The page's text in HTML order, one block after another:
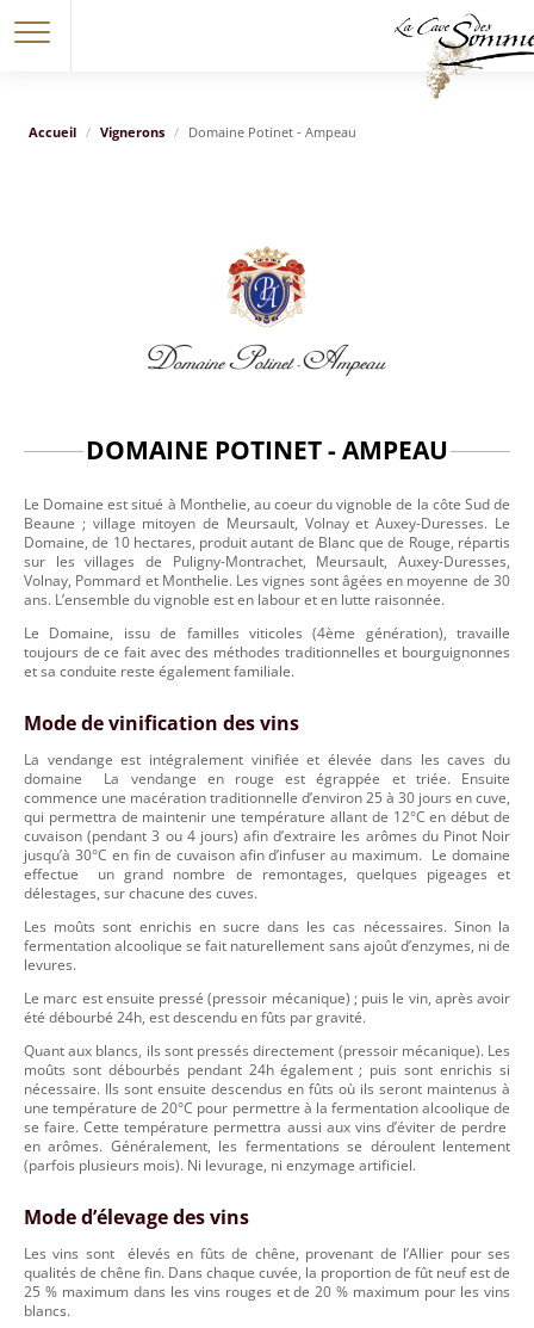
Accueil Vignerons Domaine Potinet - Ampeau
DOMAINE POTINET - AMPEAU
Le Domaine est situé à Monthelie, au coeur du vignoble de la côte Sud de
Beaune ; village mitoyen de Meursault, Volnay et Auxey-Duresses. Le
Domaine, de 10 hectares, produit autant de Blanc que de Rouge, répartis
sur les villages de Puligny-Montrachet, Meursault, Auxey-Duresses,
Volnay, Pommard et Monthelie. Les vignes sont âgées en moyenne de 30
ans. L’ensemble du vignoble est en labour et en lutte raisonnée.
Le Domaine, issu de familles viticoles (4ème génération), travaille
toujours de ce fait avec des méthodes traditionnelles et bourguignonnes
et sa conduite reste également familiale.
Mode de vinification des vins
La vendange est intégralement vinifiée et élevée dans les caves du
domaine La vendange en rouge est égrappée et triée. Ensuite
commence une macération traditionnelle d’environ 25 à 30 jours en cuve,
qui permettra de maintenir une température allant de 12°C en début de
cuvaison (pendant 3 ou 4 jours) afin d’extraire les arômes du Pinot Noir
jusqu’à 30°C en fin de cuvaison afin d’infuser au maximum. Le domaine
effectue un grand nombre de remontages, quelques pigeages et
délestages, sur chacune des cuves.
Les moûts sont enrichis en sucre dans les cas nécessaires. Sinon la
fermentation alcoolique se fait naturellement sans ajoût d’enzymes, ni de
levures.
Le marc est ensuite pressé (pressoir mécanique) ; puis le vin, après avoir
été débourbé 24h, est descendu en fûts par gravité.
Quant aux blancs, ils sont pressés directement (pressoir mécanique). Les
moûts sont débourbés pendant 24h également ; puis sont enrichis si
nécessaire. Ils sont ensuite descendus en fûts où ils seront maintenus à
une température de 20°C pour permettre à la fermentation alcoolique de
se faire. Cette température permettra aussi aux vins d’éviter de perdre
en arômes. Généralement, les fermentations se déroulent lentement
(parfois plusieurs mois). Ni levurage, ni enzymage artificiel.
Mode d’élevage des vins
Les vins sont élevés en fûts de chêne, provenant de l’Allier pour ses
qualités de chêne fin. Dans chaque cuvée, la proportion de fût neuf est de
25 % maximum dans les vins rouges et de 20 % maximum pour les vins
blancs.